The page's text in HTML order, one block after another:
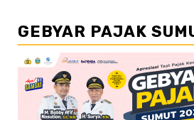
GEBYAR PAJAK